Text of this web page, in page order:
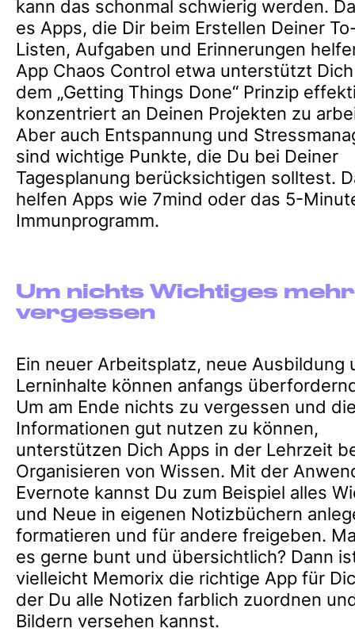
kann das schonmal schwierig werden.
es Apps, die Dir beim Erstellen Deiner
Listen, Aufgaben und Erinnerungen
App Chaos Control etwa unterstützt
dem „Getting Things Done“ Prinzip
konzentriert an Deinen Projekten zu
Aber auch Entspannung und
sind wichtige Punkte, die Du bei Deiner
Tagesplanung berücksichtigen solltest.
helfen Apps wie 7mind oder das 5-
Immunprogramm.
Um nichts Wichtiges
vergessen
Ein neuer Arbeitsplatz, neue Ausbildung
Lerninhalte können anfangs
Um am Ende nichts zu vergessen und
Informationen gut nutzen zu können,
unterstützen Dich Apps in der Lehrzeit
Organisieren von Wissen. Mit der
Evernote kannst Du zum Beispiel alles
und Neue in eigenen Notizbüchern
formatieren und für andere freigeben.
es gerne bunt und übersichtlich? Dann
vielleicht Memorix die richtige App für
der Du alle Notizen farblich zuordnen
Bildern versehen kannst.